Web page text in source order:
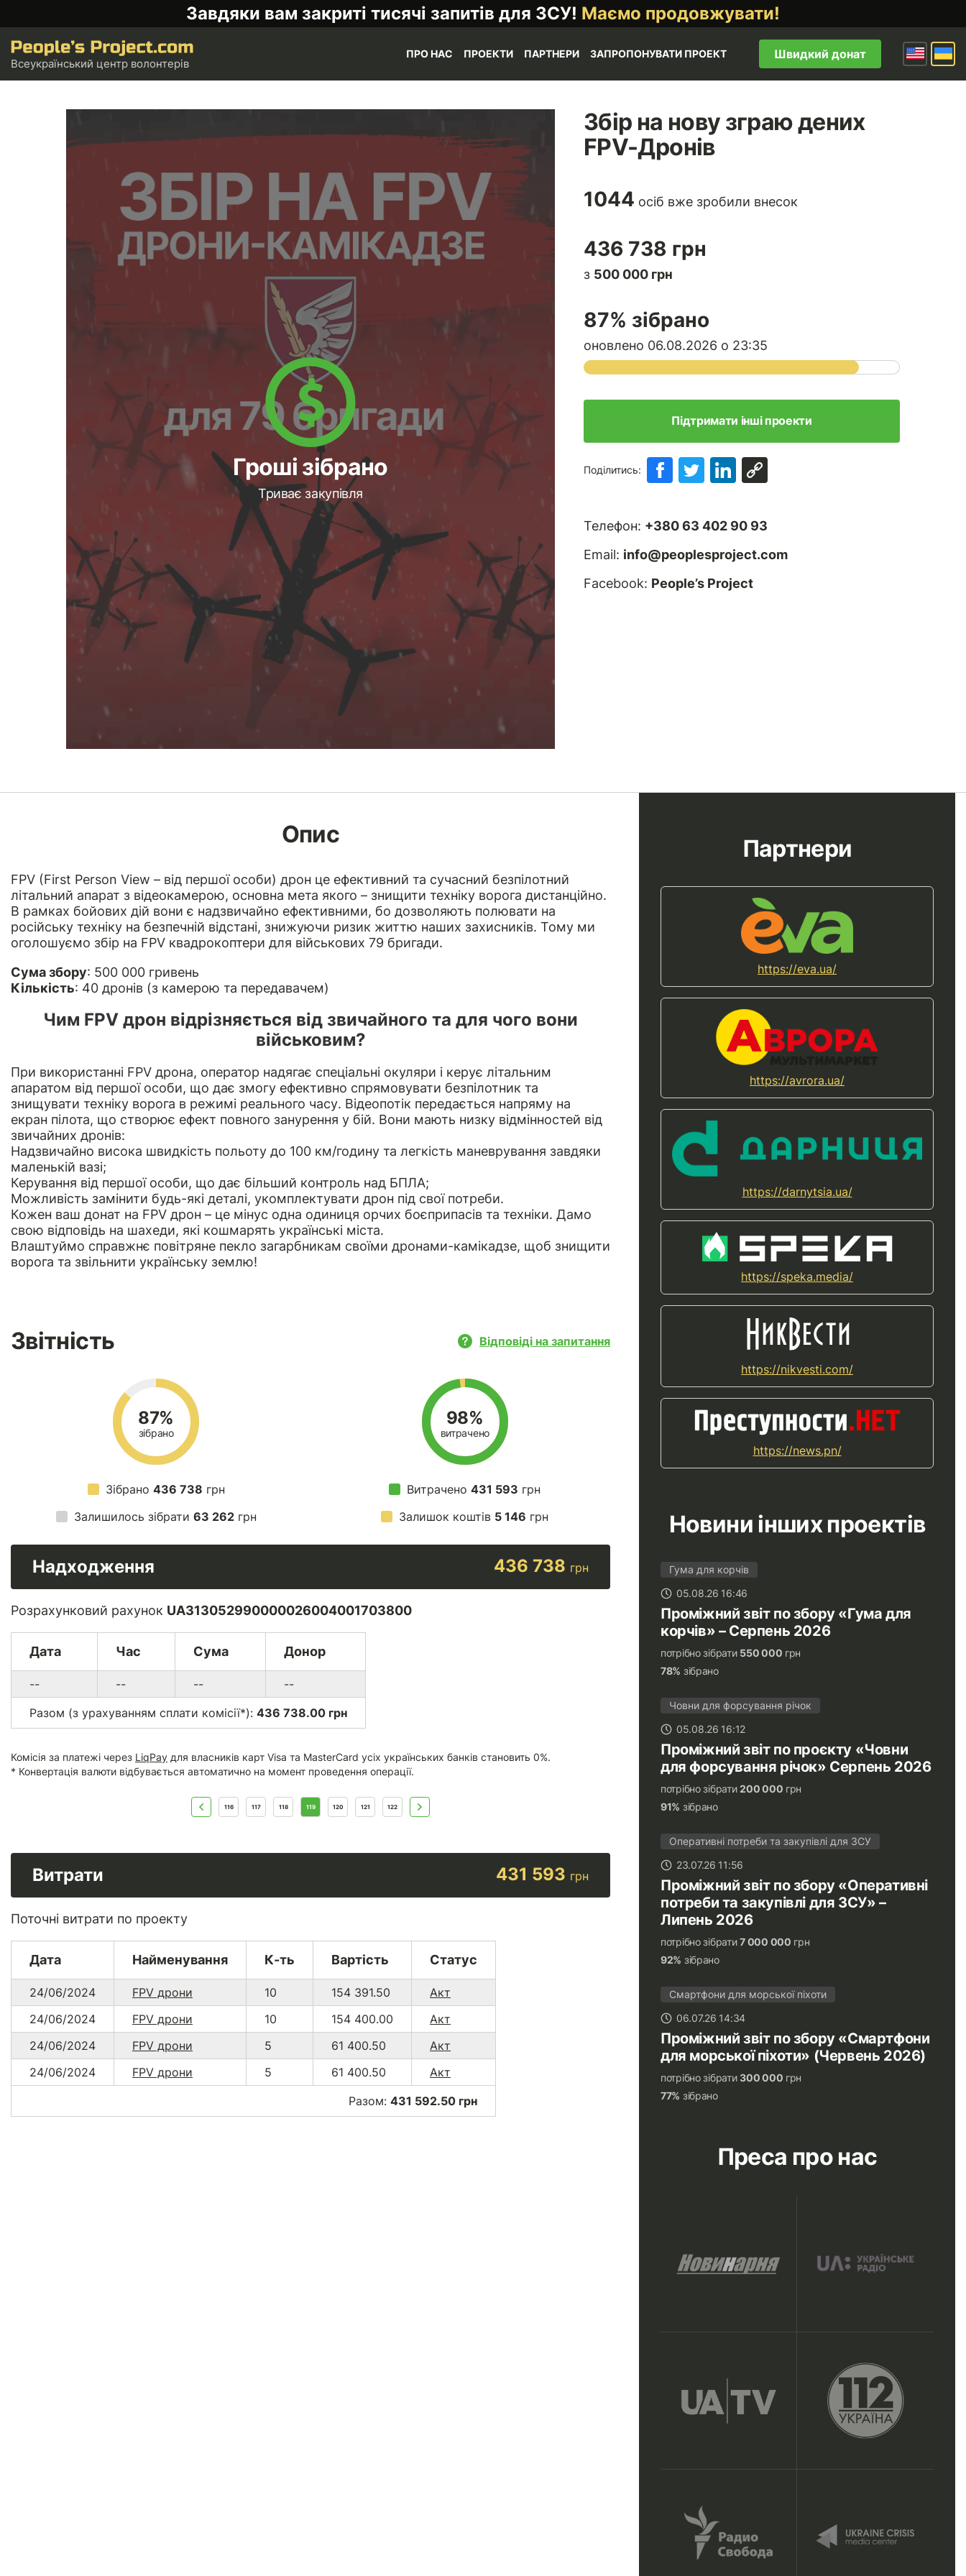
Завдяки вам закриті тисячі запитів для ЗСУ! Маємо продовжувати!
Всеукраїнський центр волонтерів
ПРО НАС ПРОЕКТИ ПАРТНЕРИ ЗАПРОПОНУВАТИ ПРОЕКТ Швидкий донат
Гроші зібрано
Триває закупівля
Збір на нову зграю дених
FPV-Дронів
1044 осіб вже зробили внесок
436 738 грн
з 500 000 грн
87% зібрано
оновлено 06.08.2026 о 23:35
Підтримати інші проекти
Поділитись:
Телефон: +380 63 402 90 93
Email: info@peoplesproject.com
Facebook: People’s Project
Опис
FPV (First Person View – від першої особи) дрон це ефективний та сучасний безпілотний
літальний апарат з відеокамерою, основна мета якого – знищити техніку ворога дистанційно.
В рамках бойових дій вони є надзвичайно ефективними, бо дозволяють полювати на
російську техніку на безпечній відстані, знижуючи ризик життю наших захисників. Тому ми
оголошуємо збір на FPV квадрокоптери для військових 79 бригади.
Сума збору: 500 000 гривень
Кількість: 40 дронів (з камерою та передавачем)
Чим FPV дрон відрізняється від звичайного та для чого вони
військовим?
При використанні FPV дрона, оператор надягає спеціальні окуляри і керує літальним
апаратом від першої особи, що дає змогу ефективно спрямовувати безпілотник та
знищувати техніку ворога в режимі реального часу. Відеопотік передається напряму на
екран пілота, що створює ефект повного занурення у бій. Вони мають низку відмінностей від
звичайних дронів:
Надзвичайно висока швидкість польоту до 100 км/годину та легкість маневрування завдяки
маленькій вазі;
Керування від першої особи, що дає більший контроль над БПЛА;
Можливість замінити будь-які деталі, укомплектувати дрон під свої потреби.
Кожен ваш донат на FPV дрон – це мінус одна одиниця орчих боєприпасів та техніки. Дамо
свою відповідь на шахеди, які кошмарять українські міста.
Влаштуймо справжнє повітряне пекло загарбникам своїми дронами-камікадзе, щоб знищити
ворога та звільнити українську землю!
Звітність Відповіді на запитання
87%
зібрано
Зібрано 436 738 грн
Залишилось зібрати 63 262грн
98%
витрачено
Витрачено431 593 грн
Залишок коштів 5 146 грн
Надходження 436 738 грн
Розрахунковий рахунок UA313052990000026004001703800
Дата Час Сума Донор
-- -- --
--
Разом (з урахуванням сплати комісії*): 436 738.00 грн
Комісія за платежі через LiqPay для власників карт Visa та MasterCard усіх українських банків становить 0%.
* Конвертація валюти відбувається автоматично на момент проведення операції.
116 117 118 119 120 121 122
Витрати 431 593 грн
Поточні витрати по проекту
Дата Найменування К-ть Вартість Статус
24/06/2024 FPV дрони 10 154 391.50
Акт
24/06/2024
FPV дрони 10 154 400.00
Акт
24/06/2024
FPV дрони 5 61 400.50
Акт
24/06/2024
FPV дрони 5 61 400.50
Акт
Разом: 431 592.50 грн
Партнери
https://eva.ua/
https://avrora.ua/
https://darnytsia.ua/
https://speka.media/
https://nikvesti.com/
https://news.pn/
Новини інших проектів
Гума для корчів
05.08.26 16:46
Проміжний звіт по збору «Гума для
корчів» – Серпень 2026
потрібно зібрати 550 000 грн
78% зібрано
Човни для форсування річок
05.08.26 16:12
Проміжний звіт по проєкту «Човни
для форсування річок» Серпень 2026
потрібно зібрати200 000 грн
91% зібрано
Оперативні потреби та закупівлі для ЗСУ
23.07.26 11:56
Проміжний звіт по збору «Оперативні
потреби та закупівлі для ЗСУ» –
Липень 2026
потрібно зібрати7 000 000 грн
92% зібрано
Смартфони для морської піхоти
06.07.26 14:34
Проміжний звіт по збору «Смартфони
для морської піхоти» (Червень 2026)
потрібно зібрати300 000 грн
77% зібрано
Преса про нас